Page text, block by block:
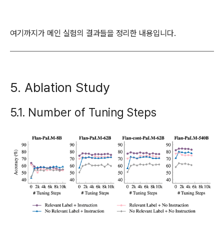
여기까지가 메인 실험의 결과들을 정리한 내용입니다.
5. Ablation Study
5.1. Number of Tuning Steps